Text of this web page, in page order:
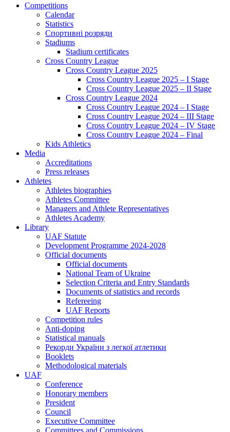
Competitions
Calendar
Statistics
Спортивні розряди
Stadiums
Stadium certificates
Cross Country League
Cross Country League 2025
Cross Country League 2025 – I Stage
Cross Country League 2025 – II Stage
Cross Country League 2024
Cross Country League 2024 – I Stage
Cross Country League 2024 – III Stage
Cross Country League 2024 – IV Stage
Cross Country League 2024 – Final
Kids Athletics
Media
Accreditations
Press releases
Athletes
Athletes biographies
Athletes Committee
Managers and Athlete Representatives
Athletes Academy
Library
UAF Statute
Development Programme 2024-2028
Official documents
Official documents
National Team of Ukraine
Selection Criteria and Entry Standards
Documents of statistics and records
Refereeing
UAF Reports
Competition rules
Anti-doping
Statistical manuals
Рекорди України з легкої атлетики
Booklets
Methodological materials
UAF
Conference
Honorary members
President
Council
Executive Committee
Committees and Commissions